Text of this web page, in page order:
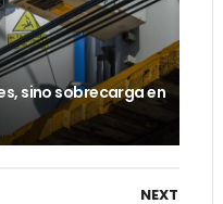
sino sobrecarga en
NEXT